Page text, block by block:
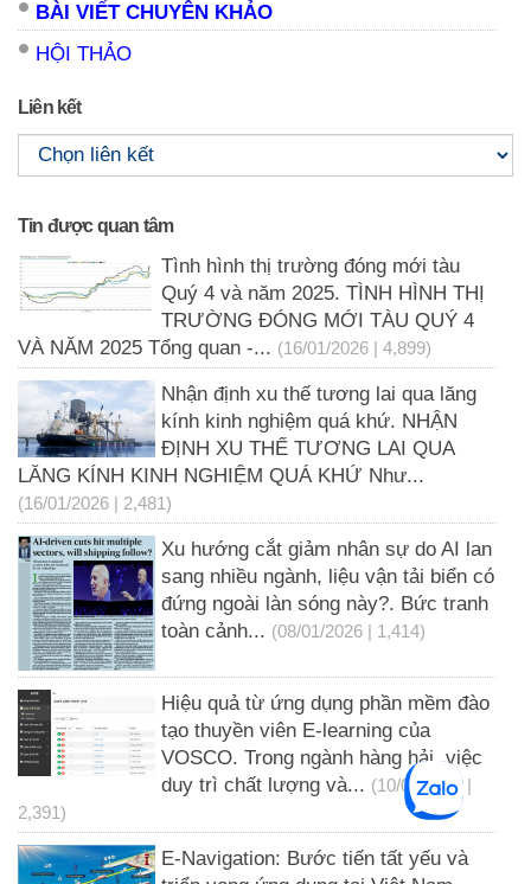
BÀI VIẾT CHUYÊN KHẢO
HỘI THẢO
Liên kết
Tin được quan tâm
Tình hình thị trường đóng mới tàu
Quý 4 và năm 2025. TÌNH HÌNH THỊ
TRƯỜNG ĐÓNG MỚI TÀU QUÝ 4
VÀ NĂM 2025 Tổng quan -... (16/01/2026 | 4,899)
Nhận định xu thế tương lai qua lăng
kính kinh nghiệm quá khứ. NHẬN
ĐỊNH XU THẾ TƯƠNG LAI QUA
LĂNG KÍNH KINH NGHIỆM QUÁ KHỨ Như...
(16/01/2026 | 2,481)
Xu hướng cắt giảm nhân sự do AI lan
sang nhiều ngành, liệu vận tải biển có
đứng ngoài làn sóng này?. Bức tranh
toàn cảnh... (08/01/2026 | 1,414)
Hiệu quả từ ứng dụng phần mềm đào
tạo thuyền viên E-learning của
VOSCO. Trong ngành hàng hải, việc
duy trì chất lượng và... (10/07/2025 |
2,391)
E-Navigation: Bước tiến tất yếu và